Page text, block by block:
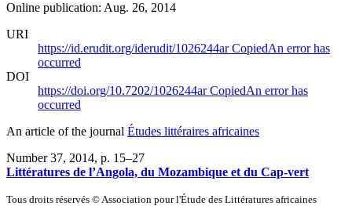
Online publication: Aug. 26, 2014
URI
https://id.erudit.org/iderudit/1026244arCopiedAn error has
occurred
DOI
https://doi.org/10.7202/1026244arCopiedAn error has
occurred
An article of the journal Études littéraires africaines
Number 37, 2014, p. 15–27
Littératures de l’Angola, du Mozambique et du Cap-vert
Tous droits réservés © Association pour l'Étude des Littératures africaines